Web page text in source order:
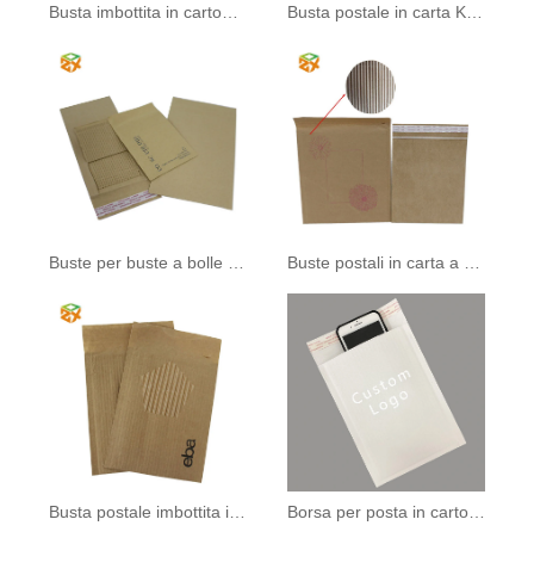
Busta imbottita in cartone ondulato
Busta postale imbottita in cartone ondulato Kraft Borsa per posta in cartone ondulato kraft bianco